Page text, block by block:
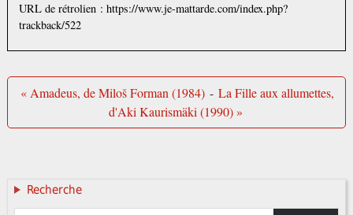
URL de rétrolien : https://www.je-mattarde.com/index.php?
trackback/522
« Amadeus, de Miloš Forman (1984) - La Fille aux allumettes,
d'Aki Kaurismäki (1990) »
Recherche